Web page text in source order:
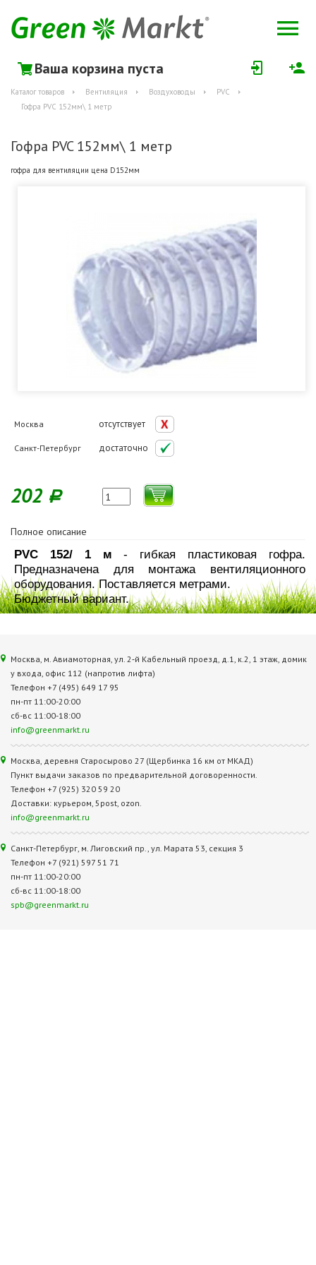
Ваша корзина пуста
Каталог товаров Вентиляция Воздуховоды
PVC
Гофра PVC 152мм\ 1 метр
Гофра PVC 152мм\ 1 метр
гофра для вентиляции цена D152мм
Москва отсутствует
Санкт-Петербург достаточно
202 Р
Полное описание
PVC 152/ 1 м - гибкая пластиковая гофра.
Предназначена для монтажа вентиляционного
оборудования. Поставляется метрами.
Бюджетный вариант.
Москва, м. Авиамоторная, ул. 2‑й Кабельный проезд, д.1, к.2, 1 этаж, домик
у входа, офис 112 (напротив лифта)
Телефон +7 (495) 649 17 95
пн-пт 11:00-20:00
сб-вс 11:00-18:00
info@greenmarkt.ru
Москва, деревня Старосырово 27 (Щербинка 16 км от МКАД)
Пункт выдачи заказов по предварительной договоренности.
Телефон +7 (925) 320 59 20
Доставки: курьером, 5post, ozon.
info@greenmarkt.ru
Санкт-Петербург, м. Лиговский пр., ул. Марата 53, секция 3
Телефон +7 (921) 597 51 71
пн-пт 11:00-20:00
сб-вс 11:00-18:00
spb@greenmarkt.ru